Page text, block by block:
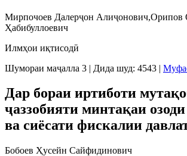
Мирпочоев Далерҷон Алиҷонович,Орипов
Ҳабибуллоевич
Илмҳои иқтисодӣ
Шумораи маҷалла 3 | Дида шуд: 4543 |
Дар бораи иртиботи
ҷаззобияти минтақаи
ва сиёсати фискалии
Бобоев Ҳусейн Сайфидинович